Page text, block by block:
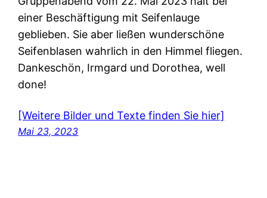
einer Beschäftigung mit Seifenlauge
geblieben. Sie aber ließen wunderschöne
Seifenblasen wahrlich in den Himmel fliegen.
Dankeschön, Irmgard und Dorothea, well
done!
[Weitere Bilder und Texte finden Sie hier]
Mai 23, 2023